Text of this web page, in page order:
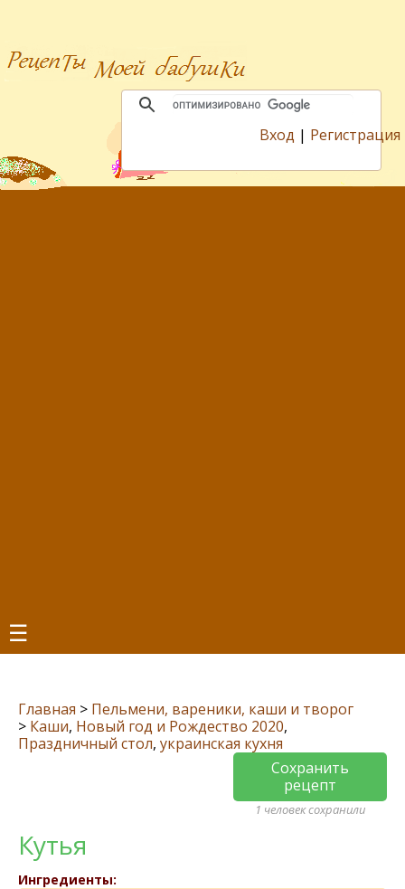
Вход | Регистрация
☰
Главная > Пельмени, вареники, каши и творог
> Каши, Новый год и Рождество 2020,
Праздничный стол, украинская кухня
Сохранить
рецепт
1 человек сохранили
Кутья
Ингредиенты: